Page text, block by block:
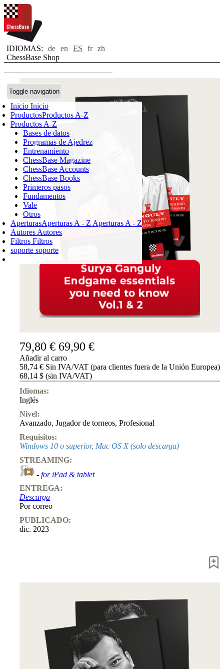
IDIOMAS: de en ES fr zh
ChessBase Shop
Toggle navigation
Inicio Inicio
ProductosProductos A-Z
Productos A-Z
Bases de datos
Programas de Ajedrez
Entrenamiento
ChessBase Magazine
ChessBase Accounts
ChessBase Books
Primeros pasos
Fundamentos
Vale
Otros
AperturasAperturas A - Z Aperturas A - Z
Autores Autores
Filtros Filtros
soporte soporte
Login
CARRO DE LA COMPRA
0PRODUCTO
0,00 €
✔
79,80 € 69,90 €
Añadir al carro
58,74 € Sin IVA/VAT (para clientes fuera de la Unión Europea)
68,14 $ (sin IVA/VAT)
Idiomas:
Inglés
Nivel:
Avanzado, Jugador de torneos, Profesional
Requisitos:
Windows 10 o superior, Mac OS X (solo descarga)
STREAMING:
- for iPad & tablet
ENTREGA:
Descarga
Por correo
PUBLICADO:
dic. 2023